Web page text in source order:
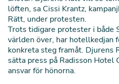
löften, sa Cissi Krantz,
Rätt, under protesten.
Trots tidigare protester i både
världen över, har hotellkedjan
konkreta steg framåt. Djurens
sätta press på Radisson
ansvar för hönorna.